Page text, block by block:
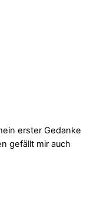
erster Gedanke
gefällt mir auch